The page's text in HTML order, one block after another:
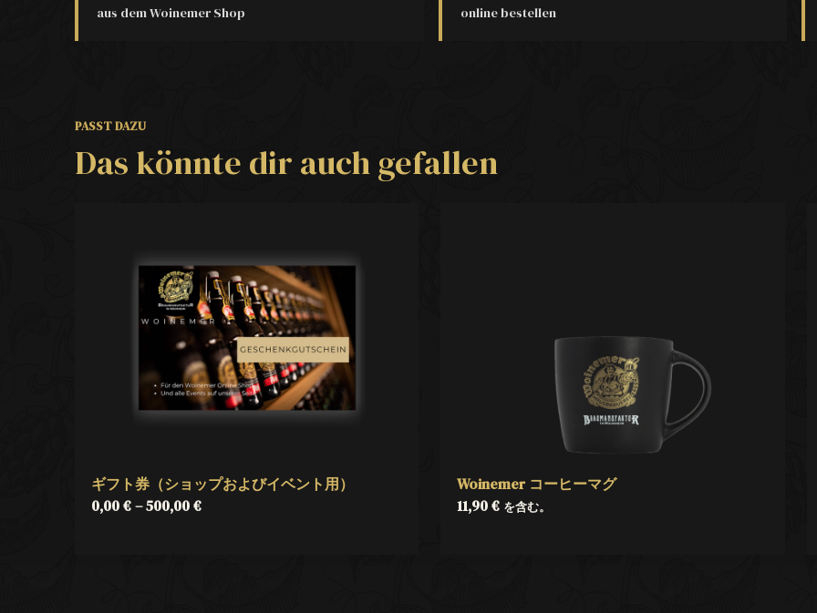
aus dem Woinemer Shop online bestellen
PASST DAZU
Das könnte dir auch gefallen
ギフト券（ショップおよびイベント用）
0,00€–500,00€
Woinemer コーヒーマグ
11,90€ を含む。